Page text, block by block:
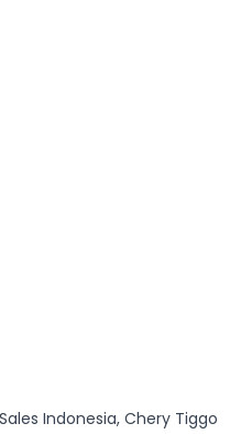
Indonesia, Chery Tiggo